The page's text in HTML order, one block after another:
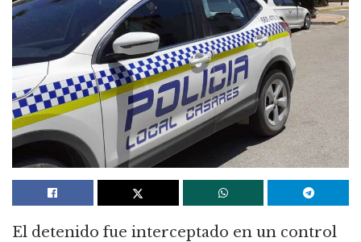
El detenido fue interceptado en un control